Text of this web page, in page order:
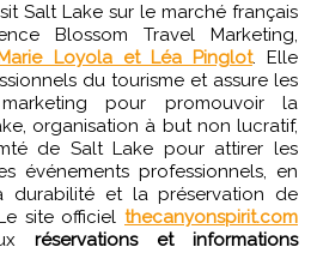
Salt Lake sur le marché français
Blossom Travel Marketing,
Loyola et Léa Pinglot. Elle
du tourisme et assure les
pour promouvoir la
organisation à but non lucratif,
de Salt Lake pour attirer les
événements professionnels, en
durabilité et la préservation de
site officiel thecanyonspirit.com
réservations et informations